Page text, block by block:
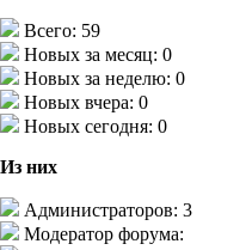
Всего: 59
Новых за месяц: 0
Новых за неделю: 0
Новых вчера: 0
Новых сегодня: 0
Из них
Администраторов: 3
Модератор форума: